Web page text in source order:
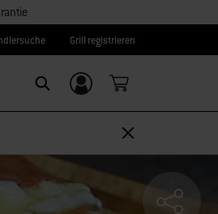
Grill registrieren
Einloggen/
Weber-ID